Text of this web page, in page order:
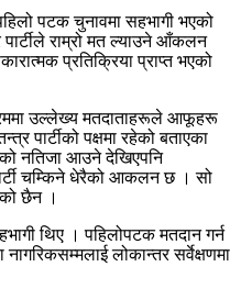
पटक चुनावमा सहभागी भएको
पार्टीले राम्रो मत ल्याउने आँकलन
प्रतिक्रिया प्राप्त भएको
उल्लेख्य मतदाताहरूले आफूहरू
पार्टीको पक्षमा रहेको बताएका
नतिजा आउने देखिएपनि
चम्किने धेरैको आकलन छ । सो
छैन ।
थिए । पहिलोपटक मतदान गर्न
लोकान्तर सर्वेक्षणमा